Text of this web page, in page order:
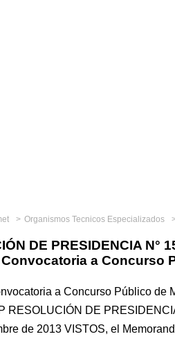
Organismos Tecnicos Especializados
DE PRESIDENCIA N°
a Concurso
a Concurso Público de
RESOLUCIÓN DE
de 2013 VISTOS, el